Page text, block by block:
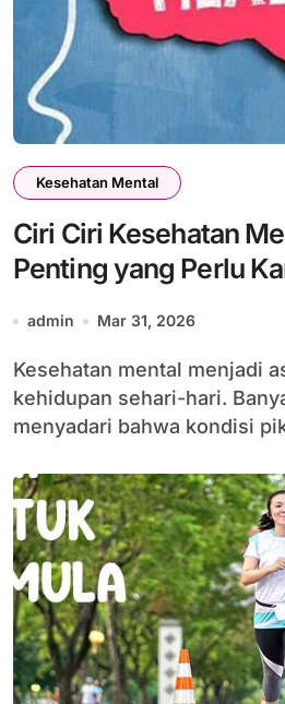
Kesehatan Mental
Ciri Ciri Kesehatan
Penting yang Perlu
admin Mar 31, 2026
Kesehatan mental menjadi aspek penting dalam
kehidupan sehari-hari.
menyadari bahwa kondisi